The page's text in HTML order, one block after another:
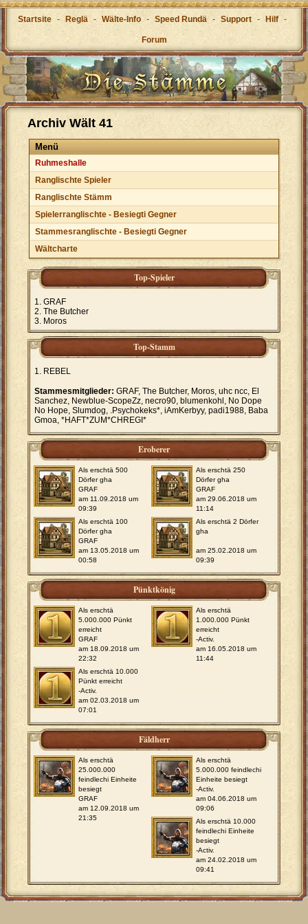
Startsite - Reglä - Wälte-Info - Speed Rundä - Support - Hilf -
Forum
Archiv Wält 41
Menü
Ruhmeshalle
Ranglischte Spieler
Ranglischte Stämm
Spielerranglischte - Besiegti Gegner
Stammesranglischte - Besiegti Gegner
Wältcharte
Top-Spieler
GRAF
The Butcher
Moros
Top-Stamm
REBEL
Stammesmitglieder: GRAF, The Butcher, Moros, uhc ncc, El
Sanchez, Newblue-ScopeZz, necro90, blumenkohl, No Dope
No Hope, Slumdog, .Psychokeks*, iAmKerbyy, padi1988, Baba
Gmoa, *HAFT*ZUM*CHREGI*
Eroberer
Als erschtä 500
Dörfer gha
GRAF
am 11.09.2018 um
09:39
Als erschtä 250
Dörfer gha
GRAF
am 29.06.2018 um
11:14
Als erschtä 100
Dörfer gha
GRAF
am 13.05.2018 um
00:58
Als erschtä 2 Dörfer
gha
am 25.02.2018 um
09:39
Pünktkönig
Als erschtä
5.000.000 Pünkt
erreicht
GRAF
am 18.09.2018 um
22:32
Als erschtä
1.000.000 Pünkt
erreicht
-Activ.
am 16.05.2018 um
11:44
Als erschtä 10.000
Pünkt erreicht
-Activ.
am 02.03.2018 um
07:01
Fäldherr
Als erschtä
25.000.000
feindlechi Einheite
besiegt
GRAF
am 12.09.2018 um
21:35
Als erschtä
5.000.000 feindlechi
Einheite besiegt
-Activ.
am 04.06.2018 um
09:06
Als erschtä 10.000
feindlechi Einheite
besiegt
-Activ.
am 24.02.2018 um
09:41